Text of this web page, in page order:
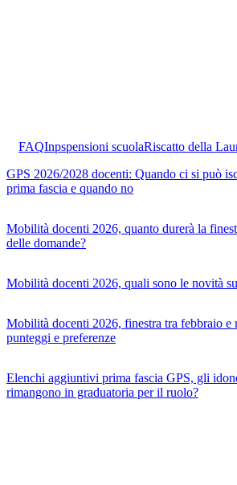
FAQInpspensioni scuolaRiscatto della
GPS 2026/2028 docenti: Quando ci si può
prima fascia e quando no
Mobilità docenti 2026, quanto durerà la
delle domande?
Mobilità docenti 2026, quali sono le novità
Mobilità docenti 2026, finestra tra febbraio e
punteggi e preferenze
Elenchi aggiuntivi prima fascia GPS, gli
rimangono in graduatoria per il ruolo?